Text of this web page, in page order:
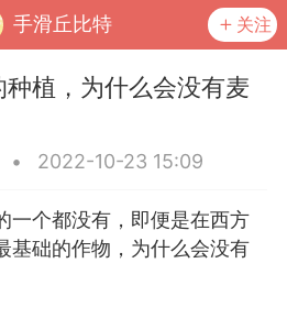
手滑丘比特 关注
植，为什么会没有麦
• 2022-10-23 15:09
一个都没有，即便是在西方
基础的作物，为什么会没有